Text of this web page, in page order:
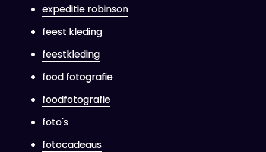
expeditie robinson
feest kleding
feestkleding
food fotografie
foodfotografie
foto's
fotocadeaus